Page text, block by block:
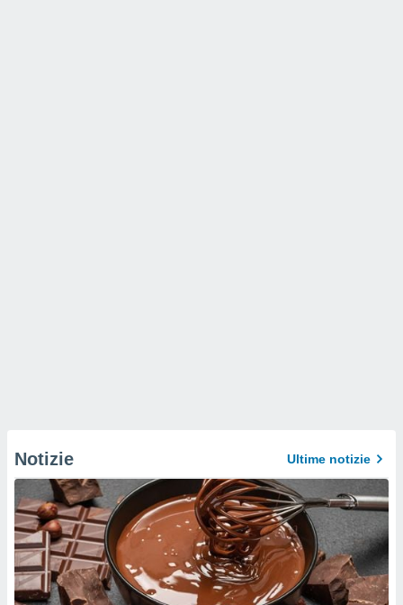
Notizie Ultime notizie